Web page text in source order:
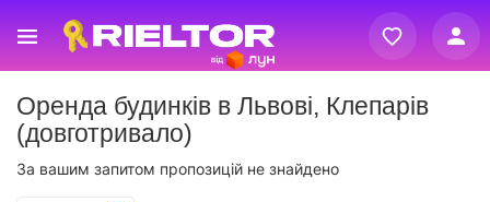
Реєстрація
Вхід
Оренда будинків в Львові, Клепарів
(довготривало)
За вашим запитом пропозицій не знайдено